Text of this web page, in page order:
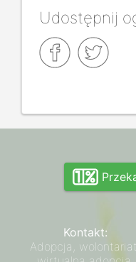
Udostępnij
Kontakt:
Adopcja,